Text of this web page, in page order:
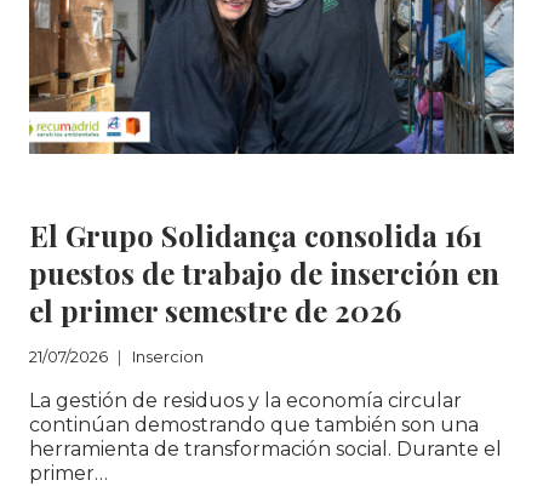
LOS
RESIDUOS‌
El Grupo Solidança consolida 161
puestos de trabajo de inserción en
el primer semestre de 2026
21/07/2026 Insercion
La gestión de residuos y la economía circular
continúan demostrando que también son una
herramienta de transformación social. Durante el
primer…